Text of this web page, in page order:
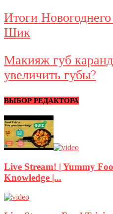
Итоги
Шик
Макияж губ
увеличить губы?
ВЫБОР РЕДАКТОРА
Live Stream! | Yummy
Knowledge |...